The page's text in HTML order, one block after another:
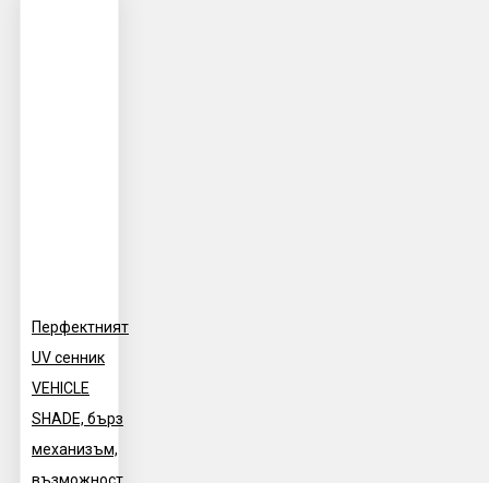
Перфектният
UV сенник
VEHICLE
SHADE, бърз
механизъм,